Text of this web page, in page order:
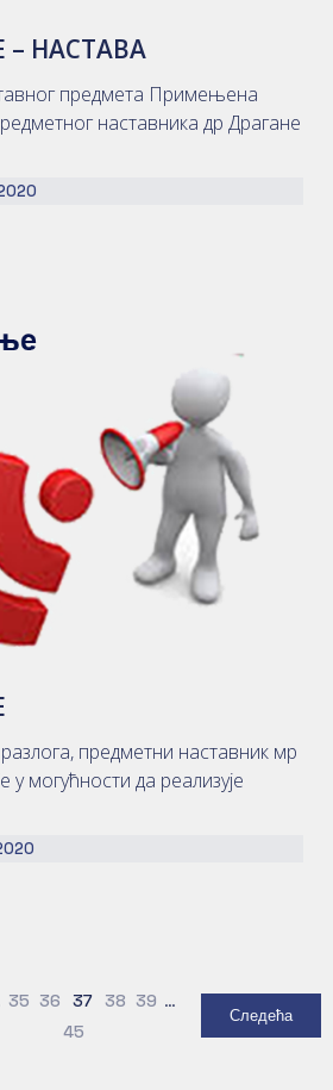
НАСТАВА
предмета Примењена
наставника др Драгане
предметни наставник мр
у могућности да реализује
35 36 37 38 39 …
45
Следећа